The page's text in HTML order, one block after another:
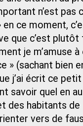
n’est pas
en ce moment,
que c’est
je m’amuse
» (sachant bien
j’ai écrit ce
savoir quel en
des habitants
vers de